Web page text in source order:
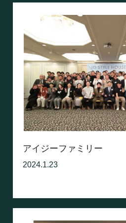
アイジーファミリー
2024.1.23